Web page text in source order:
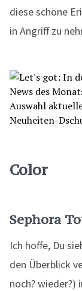
diese schöne
in Angriff zu
Color
Sephora
Ich hoffe, Du
den Überblick
noch? wieder?)